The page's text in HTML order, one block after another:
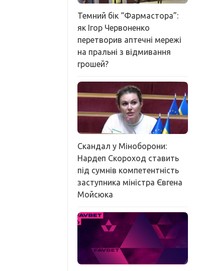
Темний бік “Фармастора”:
як Ігор Червоненко
перетворив аптечні мережі
на пральні з відмивання
грошей?
Скандал у Міноборони:
Нардеп Скороход ставить
під сумнів компетентність
заступника міністра Євгена
Мойсюка